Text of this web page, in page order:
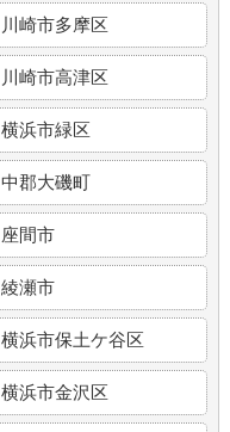
川崎市多摩区
川崎市高津区
横浜市緑区
中郡大磯町
座間市
綾瀬市
横浜市保土ケ谷区
横浜市金沢区